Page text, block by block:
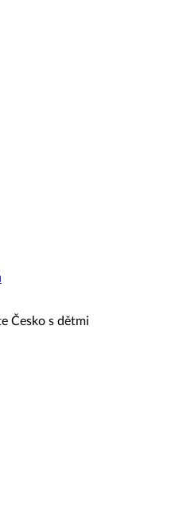
Česko s dětmi